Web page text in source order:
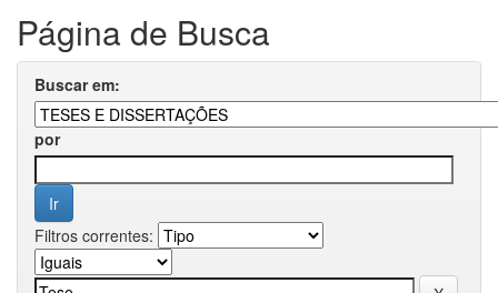
Página de Busca
Buscar em:
por
Filtros correntes: